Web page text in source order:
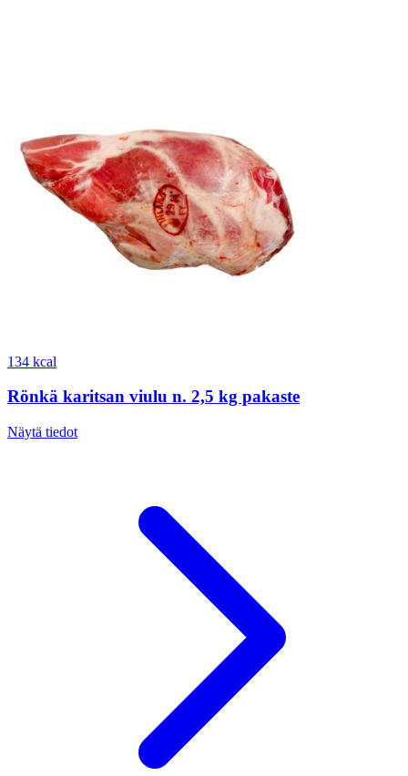
134 kcal
Rönkä karitsan viulu n. 2,5 kg pakaste
Näytä tiedot